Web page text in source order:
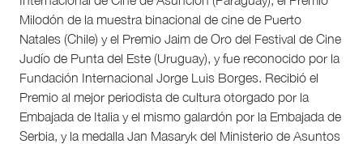
Milodón de la muestra binacional de cine de Puerto
Natales (Chile) y el Premio Jaim de Oro del Festival de Cine
Judío de Punta del Este (Uruguay), y fue reconocido por la
Fundación Internacional Jorge Luis Borges. Recibió el
Premio al mejor periodista de cultura otorgado por la
Embajada de Italia y el mismo galardón por la Embajada de
Serbia, y la medalla Jan Masaryk del Ministerio de Asuntos